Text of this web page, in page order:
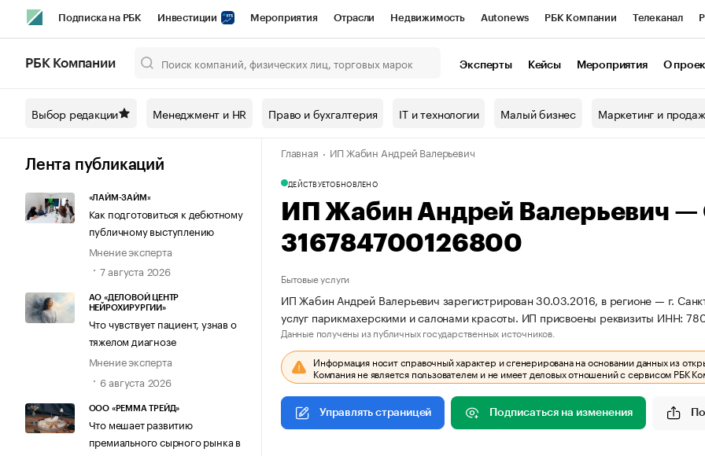
Подписка на РБК Инвестиции Мероприятия Отрасли Недвижимость Autonews РБК Компании Телеканал
Спецпроекты СПб Конференции СПб Спецпроекты Проверка контрагентов
Технологии и медиа Рынок наличной валюты
РБК Компании Эксперты Кейсы Мероприятия О
Выбор редакции Менеджмент и HR Право и бухгалтерия IT и технологии Малый бизнес Маркетинг и
Лента публикаций
«ЛАЙМ-ЗАЙМ»
Как подготовиться к дебютному
публичному выступлению
Мнение эксперта
7 августа 2026
АО «ДЕЛОВОЙ ЦЕНТР
НЕЙРОХИРУРГИИ»
Что чувствует пациент, узнав о
тяжелом диагнозе
Мнение эксперта
6 августа 2026
ООО «РЕММА ТРЕЙД»
Что мешает развитию
премиального сырного рынка в
Главная ИП Жабин Андрей Валерьевич
ДЕЙСТВУЕТОБНОВЛЕНО
ИП Жабин Андрей Валерьевич
316784700126800
Бытовые услуги
ИП Жабин Андрей Валерьевич зарегистрирован 30.03.2016, в регионе — г.
услуг парикмахерскими и салонами красоты. ИП присвоены реквизиты ИНН:
Данные получены из публичных государственных источников.
Информация носит справочный характер и сгенерирована на основании данных из
Компания не является пользователем и не имеет деловых отношений с сервисом РБК
Управлять страницей Подписаться на изменения